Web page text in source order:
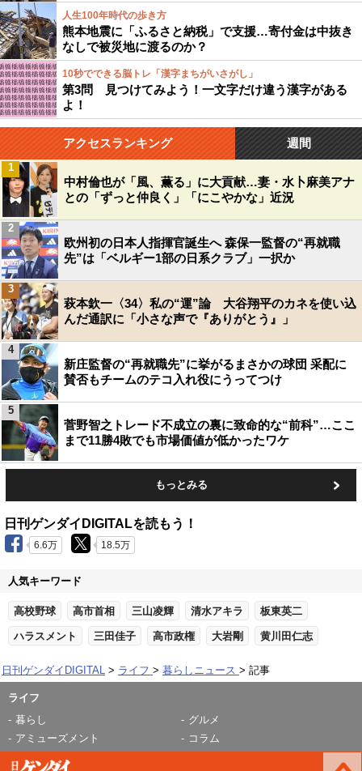
人生100年時代の歩き方
熊本地震に「ふるさと納税」で支援…寄付金は中抜き
なしで被災地に渡るのか？
10秒でできる脳トレ「漢字まちがいさがし」
第3問 見つけてみよう！一文字だけ違う漢字がある
よ！
アクセスランキング 週間
中村倫也が「風、薫る」に大貢献…妻・水卜麻美アナ
との「ずっと仲良く」「にこやかな」近況
1
欧州初の日本人指揮官誕生へ 森保一監督の“再就職
先”は「ベルギー1部の日系クラブ」一択か
2
萩本欽一〈34〉私の“運”論 大谷翔平のカネを使い込
んだ通訳に「小さな声で『ありがとう』」
3
新庄監督の“再就職先”に挙がるまさかの球団 采配に
賛否もチームのテコ入れ役にうってつけ
4
菅野智之トレード不成立の裏に致命的な“前科”…ここ
まで11勝4敗でも市場価値が低かったワケ
5
もっとみる
日刊ゲンダイDIGITALを読もう！
6.6万 18.5万
人気キーワード
高校野球 高市首相 三山凌輝 清水アキラ 板東英二
ハラスメント 三田佳子 高市政権 大岩剛 黄川田仁志
日刊ゲンダイDIGITAL ライフ 暮らしニュース 記事
ライフ
暮らし
グルメ
アミューズメント
コラム